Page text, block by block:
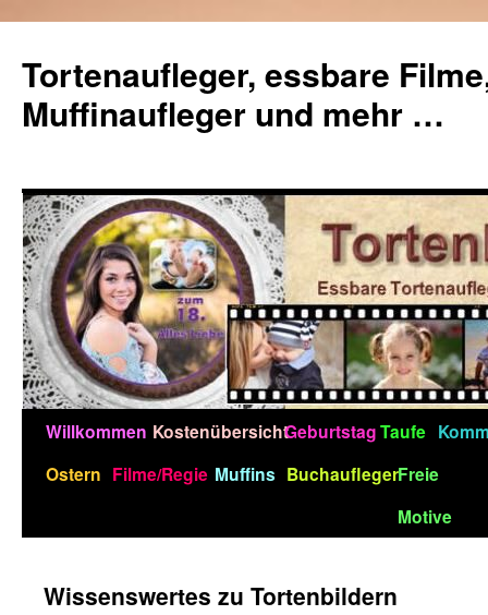
springen
Tortenaufleger, essbare
Muffinaufleger und mehr …
Willkommen KostenübersichtGeburtstagTaufe
Ostern Filme/Regie Muffins BuchauflegerFreie
Motive
Wissenswertes zu Tortenbildern